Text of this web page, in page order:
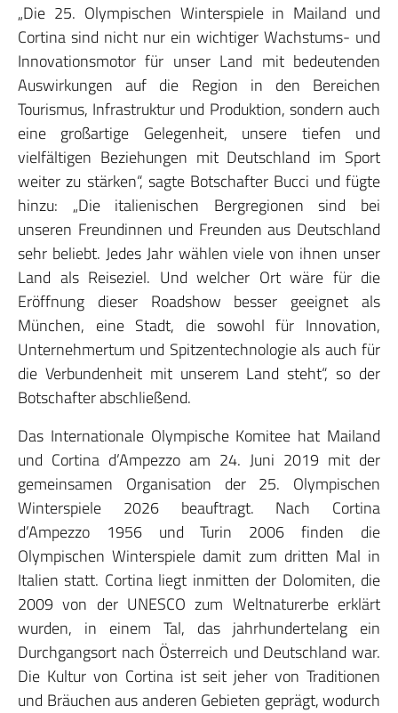
„Die 25. Olympischen Winterspiele in Mailand und
Cortina sind nicht nur ein wichtiger Wachstums- und
Innovationsmotor für unser Land mit bedeutenden
Auswirkungen auf die Region in den Bereichen
Tourismus, Infrastruktur und Produktion, sondern auch
eine großartige Gelegenheit, unsere tiefen und
vielfältigen Beziehungen mit Deutschland im Sport
weiter zu stärken“, sagte Botschafter Bucci und fügte
hinzu: „Die italienischen Bergregionen sind bei
unseren Freundinnen und Freunden aus Deutschland
sehr beliebt. Jedes Jahr wählen viele von ihnen unser
Land als Reiseziel. Und welcher Ort wäre für die
Eröffnung dieser Roadshow besser geeignet als
München, eine Stadt, die sowohl für Innovation,
Unternehmertum und Spitzentechnologie als auch für
die Verbundenheit mit unserem Land steht“, so der
Botschafter abschließend.
Das Internationale Olympische Komitee hat Mailand
und Cortina d’Ampezzo am 24. Juni 2019 mit der
gemeinsamen Organisation der 25. Olympischen
Winterspiele 2026 beauftragt. Nach Cortina
d’Ampezzo 1956 und Turin 2006 finden die
Olympischen Winterspiele damit zum dritten Mal in
Italien statt. Cortina liegt inmitten der Dolomiten, die
2009 von der UNESCO zum Weltnaturerbe erklärt
wurden, in einem Tal, das jahrhundertelang ein
Durchgangsort nach Österreich und Deutschland war.
Die Kultur von Cortina ist seit jeher von Traditionen
und Bräuchen aus anderen Gebieten geprägt, wodurch